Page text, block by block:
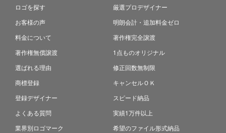
ロゴを探す
お客様の声
料金について
著作権無償譲渡
選ばれる理由
商標登録
登録デザイナー
よくある質問
業界別ロゴマーク
厳選プロデザイナー
明朗会計・追加料金ゼロ
著作権完全譲渡
1点ものオリジナル
修正回数無制限
キャンセルＯＫ
スピード納品
実績1万件以上
希望のファイル形式納品